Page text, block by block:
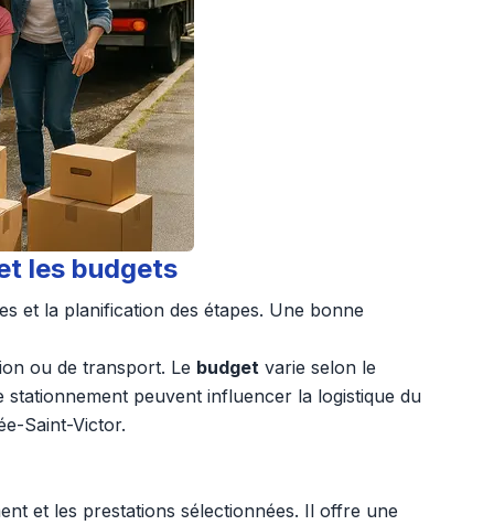
les budgets
et la planification des étapes. Une bonne
ou de transport. Le budget varie selon le
peuvent influencer la logistique du
Saint-Victor.
et les prestations sélectionnées. Il offre une